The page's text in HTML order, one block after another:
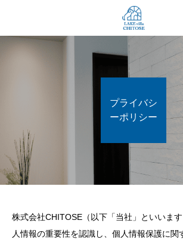
プライバシ
ーポリシー
株式会社CHITOSE（以下「当社」といいま
人情報の重要性を認識し、個人情報保護に関